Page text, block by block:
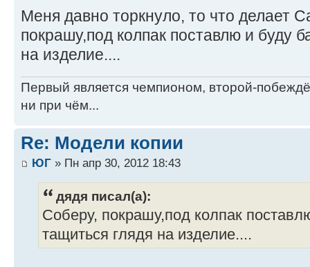
Меня давно торкнуло, то что делает
покрашу,под колпак поставлю и буду
на изделие....
Первый является чемпионом, второй-
ни при чём...
Re: Модели копии
ЮГ » Пн апр 30, 2012 18:43
дядя писал(а):
Соберу, покрашу,под колпак
тащиться глядя на изделие....